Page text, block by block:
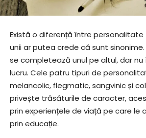
Există o diferență între personalitate
unii ar putea crede că sunt
se completează unul pe altul, dar
lucru. Cele patru tipuri de
melancolic, flegmatic, sangvinic și
privește trăsăturile de caracter,
prin experiențele de viață pe care le
prin educație.